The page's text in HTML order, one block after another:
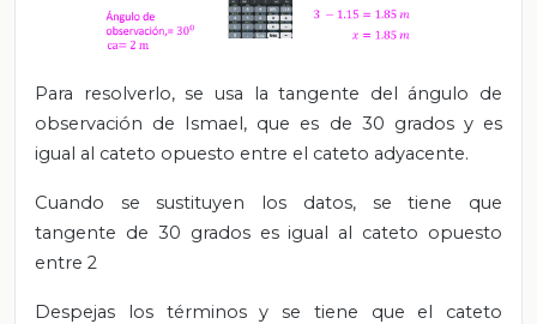
Para resolverlo, se usa la tangente del ángulo de
observación de Ismael, que es de 30 grados y es
igual al cateto opuesto entre el cateto adyacente.
Cuando se sustituyen los datos, se tiene que
tangente de 30 grados es igual al cateto opuesto
entre 2
Despejas los términos y se tiene que el cateto